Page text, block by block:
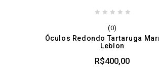
of
(0)
Óculos Redondo Tartaruga
Leblon
R$400,00